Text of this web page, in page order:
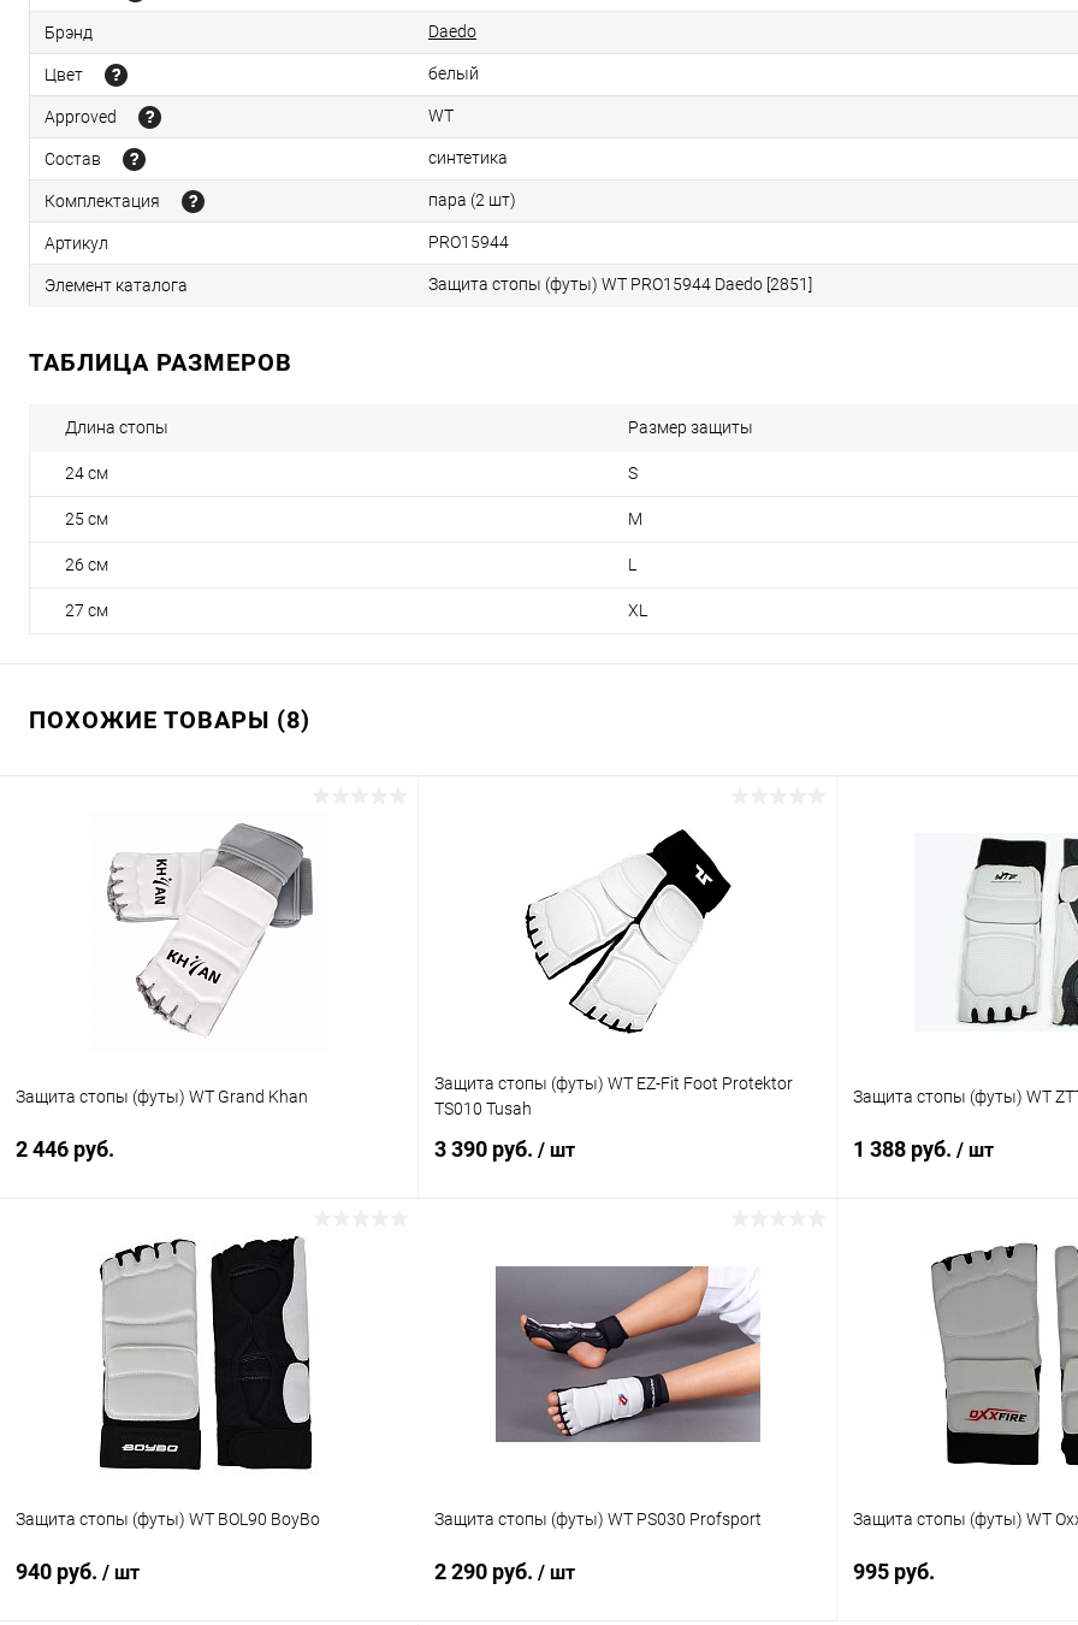
Брэнд Daedo
Цвет белый
Approved WT
Состав синтетика
Комплектация пара (2 шт)
Артикул PRO15944
Элемент каталога Защита стопы (футы) WT PRO15944 Daedo [2851]
ТАБЛИЦА РАЗМЕРОВ
Длина стопы Размер защиты
24 см S
25 см M
26 см L
27 см XL
ПОХОЖИЕ ТОВАРЫ (8)
Защита стопы (футы) WT Grand Khan
2 446 руб.
В корзину
Купить в 1 клик Сравнение
В избранное В наличии
XS
Защита стопы (футы) WT EZ-Fit Foot Protektor
TS010 Tusah
3 390 руб. / шт
Купить в 1 клик Сравнение
В избранное В наличии
XS
Защита стопы (футы) WT
1 388 руб. / шт
В
Купить в 1 клик
В избранное
S
Защита стопы (футы) WT BOL90 BoyBo
940 руб. / шт
Защита стопы (футы) WT PS030 Profsport
2 290 руб. / шт
Защита стопы (футы) WT
995 руб.